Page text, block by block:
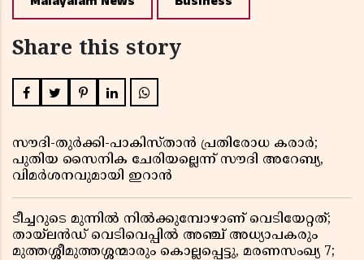
Share this story
സൗദി-തുർക്കി-പാകിസ്താൻ പ്രതിരോധ കരാർ;
പുതിയ സൈനിക ചേരിയല്ലെന്ന് സൗദി അറേബ്യ,
വിമർശനവുമായി ഇറാൻ
ടീച്ചറുടെ മുന്നിൽ നിൽക്കുമ്പോഴാണ് വെടിയേറ്റത്;
തായ്‌ലൻഡ് വെടിവെപ്പിൽ അഞ്ച് അധ്യാപകരും
മുത്തശ്ശീമുത്തശ്ശന്മാരും കൊല്ലപ്പെട്ടു, മരണസംഖ്യ 7;